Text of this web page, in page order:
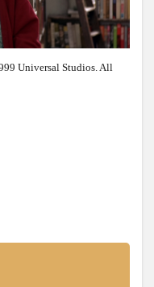
Universal Studios. All